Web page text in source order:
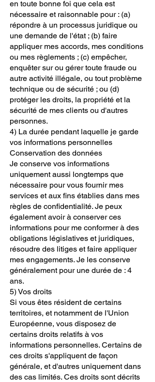
en toute bonne foi que cela est
nécessaire et raisonnable pour : (a)
répondre à un processus juridique ou
une demande de l'état ; (b) faire
appliquer mes accords, mes conditions
ou mes règlements ; (c) empêcher,
enquêter sur ou gérer toute fraude ou
autre activité illégale, ou tout problème
technique ou de sécurité ; ou (d)
protéger les droits, la propriété et la
sécurité de mes clients ou d'autres
personnes.
4) La durée pendant laquelle je garde
vos informations personnelles
Conservation des données
Je conserve vos informations
uniquement aussi longtemps que
nécessaire pour vous fournir mes
services et aux fins établies dans mes
règles de confidentialité. Je peux
également avoir à conserver ces
informations pour me conformer à des
obligations législatives et juridiques,
résoudre des litiges et faire appliquer
mes engagements. Je les conserve
généralement pour une durée de : 4
ans.
5) Vos droits
Si vous êtes résident de certains
territoires, et notamment de l'Union
Européenne, vous disposez de
certains droits relatifs à vos
informations personnelles. Certains de
ces droits s'appliquent de façon
générale, et d'autres uniquement dans
des cas limités. Ces droits sont décrits